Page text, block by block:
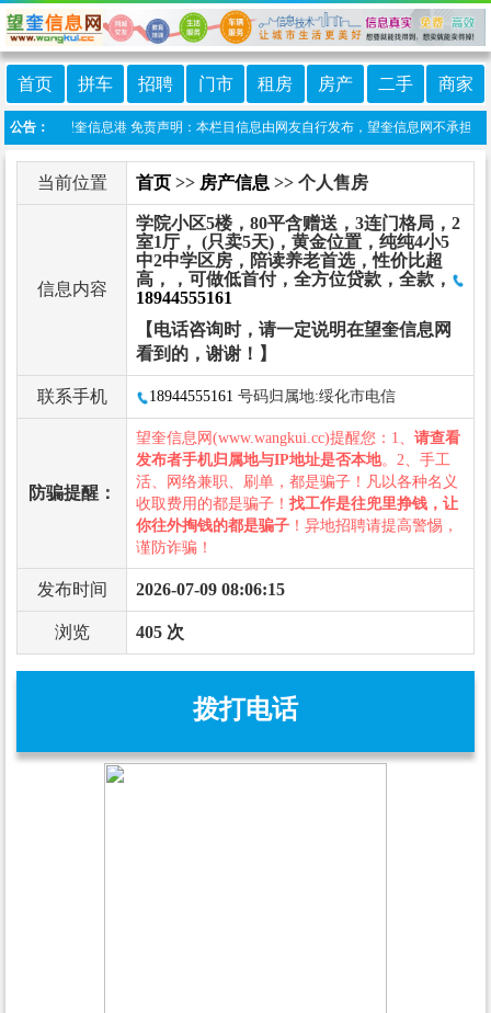
首页 拼车 招聘 门市 租房 房产 二手 商家
公告：
小程序:望奎信息港 免责声明：本栏目信息由网友自行发布，望奎信息网不承担任
当前位置 首页 >> 房产信息 >> 个人售房
信息内容
学院小区5楼，80平含赠送，3连门格局，2
室1厅， (只卖5天)，黄金位置，纯纯4小5
中2中学区房，陪读养老首选，性价比超
高，，可做低首付，全方位贷款，全款，
18944555161
【电话咨询时，请一定说明在望奎信息网
看到的，谢谢！】
联系手机 18944555161 号码归属地:绥化市电信
防骗提醒：
望奎信息网(www.wangkui.cc)提醒您：1、 请查看
发布者手机归属地与IP地址是否本地。2、手工
活、网络兼职、刷单，都是骗子！凡以各种名义
收取费用的都是骗子！ 找工作是往兜里挣钱，让
你往外掏钱的都是骗子 ！异地招聘请提高警惕，
谨防诈骗！
发布时间 2026-07-09 08:06:15
浏览 405 次
拨打电话